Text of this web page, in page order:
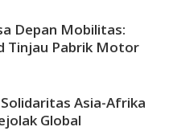
Depan Mobilitas:
Tinjau Pabrik Motor
Asia-Afrika
Global